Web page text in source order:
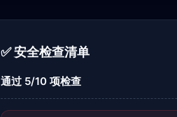
✅ 安全检查清单
通过 5/10 项检查